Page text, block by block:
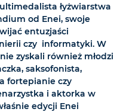
łyżwiarstwa
od Enei, swoje
entuzjaści
czy informatyki. W
zyskali również młodzi
saksofonista,
fortepianie czy
i aktorka w
edycji Enei